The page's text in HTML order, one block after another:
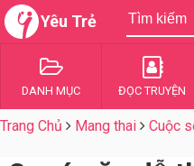
Yêu Trẻ
DANH MỤC ĐỌC TRUYỆN
Trang Chủ Mang thai Cuộc